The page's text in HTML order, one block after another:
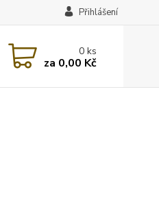
Přihlášení
0ks
za 0,00 Kč